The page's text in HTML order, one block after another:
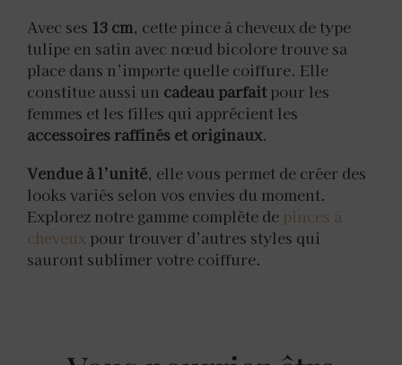
Avec ses 13 cm, cette pince à cheveux de type
tulipe en satin avec nœud bicolore trouve sa
place dans n’importe quelle coiffure. Elle
constitue aussi un cadeau parfait pour les
femmes et les filles qui apprécient les
accessoires raffinés et originaux.
Vendue à l’unité, elle vous permet de créer des
looks variés selon vos envies du moment.
Explorez notre gamme complète de pinces à
cheveux pour trouver d’autres styles qui
sauront sublimer votre coiffure.